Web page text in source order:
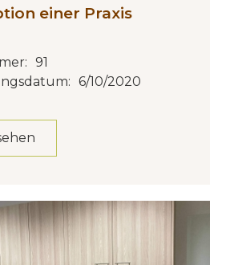
einer Praxis
91
6/10/2020